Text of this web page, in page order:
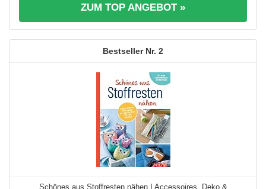
ZUM TOP ANGEBOT »
2
Schönes aus Stoffresten nähen I Accessoires, Deko &